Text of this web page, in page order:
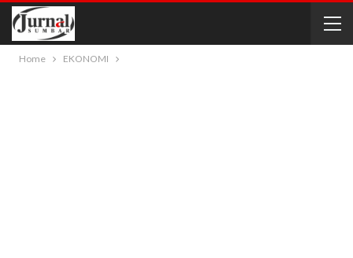
Home EKONOMI